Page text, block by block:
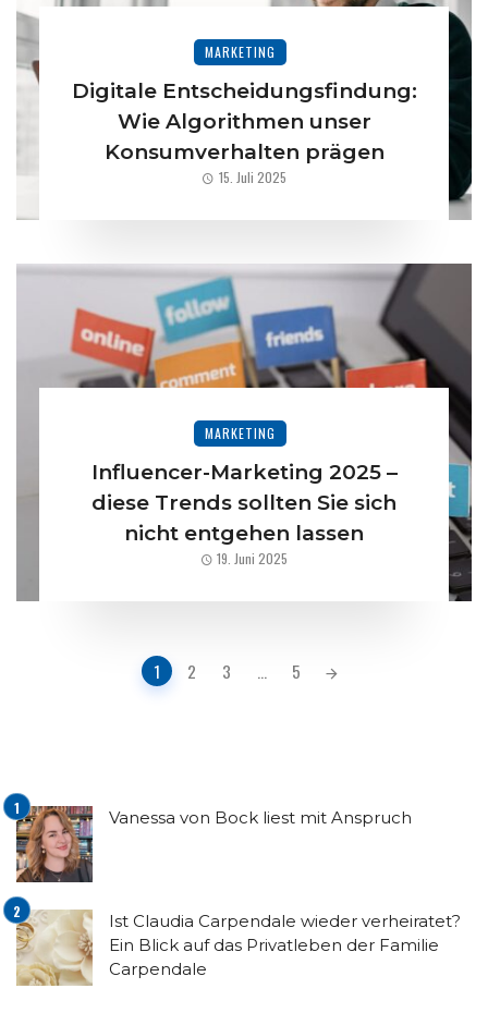
MARKETING
Digitale Entscheidungsfindung:
Wie Algorithmen unser
Konsumverhalten prägen
15. Juli 2025
MARKETING
Influencer-Marketing 2025 –
diese Trends sollten Sie sich
nicht entgehen lassen
19. Juni 2025
1 2 3 ... 5
Vanessa von Bock liest mit Anspruch
Ist Claudia Carpendale wieder verheiratet?
Ein Blick auf das Privatleben der Familie
Carpendale